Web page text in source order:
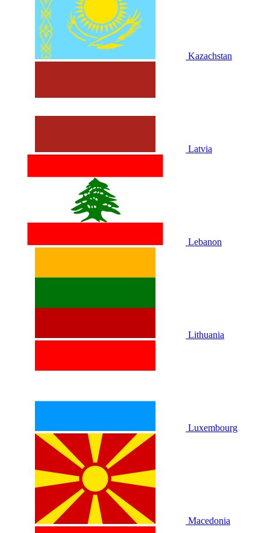
Kazachstan
Latvia
Lebanon
Lithuania
Luxembourg
Macedonia